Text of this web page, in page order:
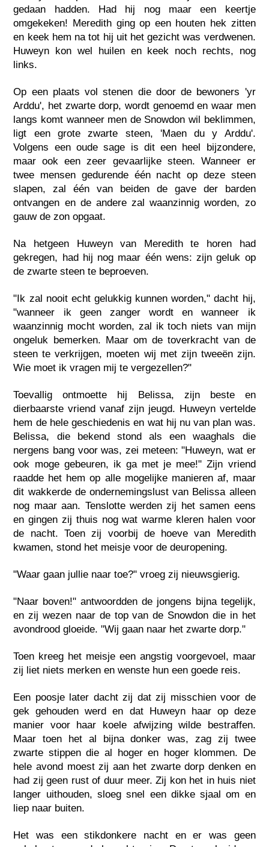
gedaan hadden. Had hij nog maar een keertje
omgekeken! Meredith ging op een houten hek zitten
en keek hem na tot hij uit het gezicht was verdwenen.
Huweyn kon wel huilen en keek noch rechts, nog
links.
Op een plaats vol stenen die door de bewoners 'yr
Arddu', het zwarte dorp, wordt genoemd en waar men
langs komt wanneer men de Snowdon wil beklimmen,
ligt een grote zwarte steen, 'Maen du y Arddu'.
Volgens een oude sage is dit een heel bijzondere,
maar ook een zeer gevaarlijke steen. Wanneer er
twee mensen gedurende één nacht op deze steen
slapen, zal één van beiden de gave der barden
ontvangen en de andere zal waanzinnig worden, zo
gauw de zon opgaat.
Na hetgeen Huweyn van Meredith te horen had
gekregen, had hij nog maar één wens: zijn geluk op
de zwarte steen te beproeven.
"Ik zal nooit echt gelukkig kunnen worden," dacht hij,
"wanneer ik geen zanger wordt en wanneer ik
waanzinnig mocht worden, zal ik toch niets van mijn
ongeluk bemerken. Maar om de toverkracht van de
steen te verkrijgen, moeten wij met zijn tweeën zijn.
Wie moet ik vragen mij te vergezellen?"
Toevallig ontmoette hij Belissa, zijn beste en
dierbaarste vriend vanaf zijn jeugd. Huweyn vertelde
hem de hele geschiedenis en wat hij nu van plan was.
Belissa, die bekend stond als een waaghals die
nergens bang voor was, zei meteen: "Huweyn, wat er
ook moge gebeuren, ik ga met je mee!" Zijn vriend
raadde het hem op alle mogelijke manieren af, maar
dit wakkerde de ondernemingslust van Belissa alleen
nog maar aan. Tenslotte werden zij het samen eens
en gingen zij thuis nog wat warme kleren halen voor
de nacht. Toen zij voorbij de hoeve van Meredith
kwamen, stond het meisje voor de deuropening.
"Waar gaan jullie naar toe?" vroeg zij nieuwsgierig.
"Naar boven!" antwoordden de jongens bijna tegelijk,
en zij wezen naar de top van de Snowdon die in het
avondrood gloeide. "Wij gaan naar het zwarte dorp."
Toen kreeg het meisje een angstig voorgevoel, maar
zij liet niets merken en wenste hun een goede reis.
Een poosje later dacht zij dat zij misschien voor de
gek gehouden werd en dat Huweyn haar op deze
manier voor haar koele afwijzing wilde bestraffen.
Maar toen het al bijna donker was, zag zij twee
zwarte stippen die al hoger en hoger klommen. De
hele avond moest zij aan het zwarte dorp denken en
had zij geen rust of duur meer. Zij kon het in huis niet
langer uithouden, sloeg snel een dikke sjaal om en
liep naar buiten.
Het was een stikdonkere nacht en er was geen